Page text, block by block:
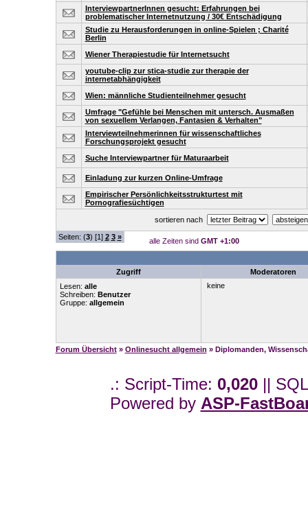
InterviewpartnerInnen gesucht: Erfahrungen bei
problematischer Internetnutzung / 30€ Entschädigung
Studie zu Herausforderungen in online-Spielen ; Charité
Berlin
Wiener Therapiestudie für Internetsucht
youtube-clip zur stica-studie zur therapie der
internetabhängigkeit
Wien: männliche Studienteilnehmer gesucht
Umfrage "Gefühle bei Menschen mit untersch. Ausmaßen
von sexuellem Verlangen, Fantasien & Verhalten"
Interviewteilnehmerinnen für wissenschaftliches
Forschungsprojekt gesucht
Suche Interviewpartner für Maturaarbeit
Einladung zur kurzen Online-Umfrage
Empirischer Persönlichkeitsstrukturtest mit
Pornografiesüchtigen
sortieren nach
Seiten: (3) [1] 2 3 » alle Zeiten sind GMT +1:00
Zugriff
Moderatoren
Lesen: alle
Schreiben: Benutzer
Gruppe: allgemein
keine
Forum Übersicht » Onlinesucht allgemein » Diplomanden,
.: Script-Time: 0,020||
Powered by ASP-